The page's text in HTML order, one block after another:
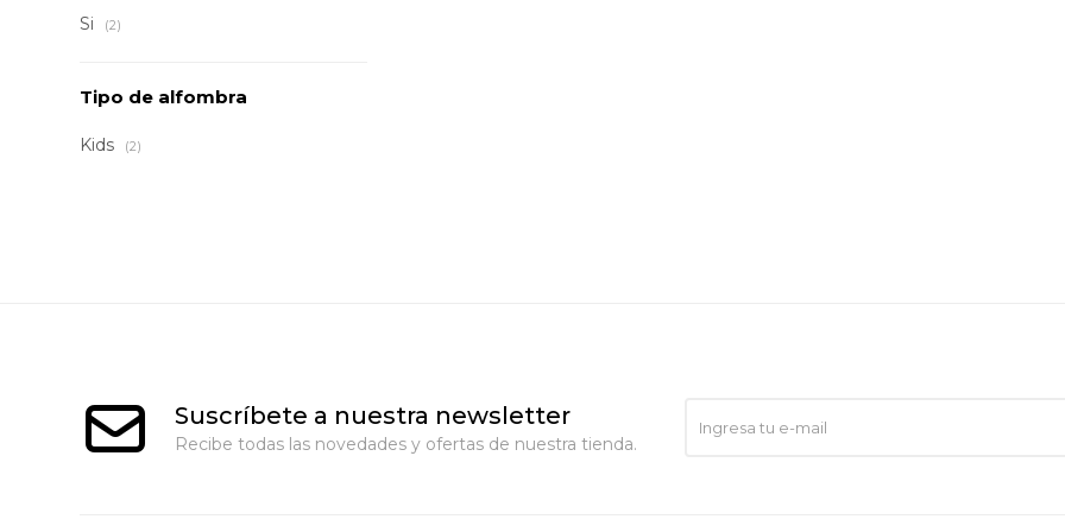
Si (2)
Tipo de alfombra
Kids (2)
Suscríbete a nuestra newsletter
Recibe todas las novedades y ofertas de nuestra tienda.